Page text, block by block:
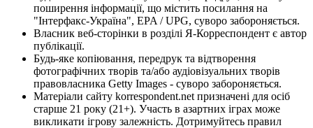
поширення інформації, що містить посилання на
"Інтерфакс-Україна", EPA / UPG, суворо забороняється.
Власник веб-сторінки в розділі Я-Корреспондент є автор
публікації.
Будь-яке копіювання, передрук та відтворення
фотографічних творів та/або аудіовізуальних творів
правовласника Getty Images - суворо забороняється.
Матеріали сайту korrespondent.net призначені для осіб
старше 21 року (21+). Участь в азартних іграх може
викликати ігрову залежність. Дотримуйтесь правил